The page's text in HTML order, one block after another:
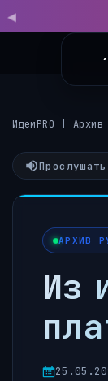
ИдеиPRO Архив
АРХИВ
Из